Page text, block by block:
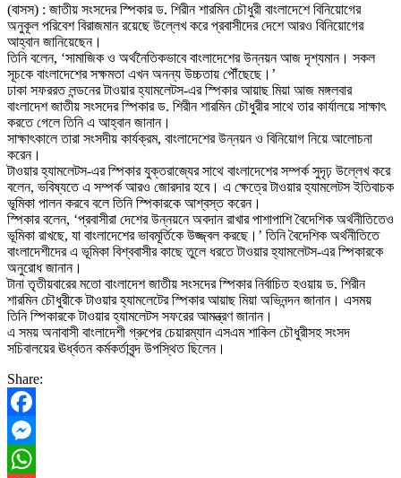
(বাসস) : জাতীয় সংসদের স্পিকার ড. শিরীন শারমিন চৌধুরী বাংলাদেশে বিনিয়োগের
অনুকূল পরিবেশ বিরাজমান রয়েছে উল্লেখ করে প্রবাসীদের দেশে আরও বিনিয়োগের
আহ্বান জানিয়েছেন।
তিনি বলেন, ‘সামাজিক ও অর্থনৈতিকভাবে বাংলাদেশের উন্নয়ন আজ দৃশ্যমান। সকল
সূচকে বাংলাদেশের সক্ষমতা এখন অনন্য উচ্চতায় পৌঁছেছে।’
ঢাকা সফররত লন্ডনের টাওয়ার হ্যামলেটস-এর স্পিকার আয়াছ মিয়া আজ মঙ্গলবার
বাংলাদেশ জাতীয় সংসদের স্পিকার ড. শিরীন শারমিন চৌধুরীর সাথে তার কার্যালয়ে সাক্ষাৎ
করতে গেলে তিনি এ আহ্বান জানান।
সাক্ষাৎকালে তারা সংসদীয় কার্যক্রম, বাংলাদেশের উন্নয়ন ও বিনিয়োগ নিয়ে আলোচনা
করেন।
টাওয়ার হ্যামলেটস-এর স্পিকার যুক্তরাজ্যের সাথে বাংলাদেশের সম্পর্ক সুদৃঢ় উল্লেখ করে
বলেন, ভবিষ্যতে এ সম্পর্ক আরও জোরদার হবে। এ ক্ষেত্রে টাওয়ার হ্যামলেটস ইতিবাচক
ভূমিকা পালন করবে বলে তিনি স্পিকারকে আশ্বস্ত করেন।
স্পিকার বলেন, ‘প্রবাসীরা দেশের উন্নয়নে অবদান রাখার পাশাপাশি বৈদেশিক অর্থনীতিতেও
ভূমিকা রাখছে, যা বাংলাদেশের ভাবমূর্তিকে উজ্জ্বল করছে।’ তিনি বৈদেশিক অর্থনীতিতে
বাংলাদেশীদের এ ভূমিকা বিশ্ববাসীর কাছে তুলে ধরতে টাওয়ার হ্যামলেটস-এর স্পিকারকে
অনুরোধ জানান।
টানা তৃতীয়বারের মতো বাংলাদেশ জাতীয় সংসদের স্পিকার নির্বাচিত হওয়ায় ড. শিরীন
শারমিন চৌধুরীকে টাওয়ার হ্যামলেটের স্পিকার আয়াছ মিয়া অভিনন্দন জানান। এসময়
তিনি স্পিকারকে টাওয়ার হ্যামলেটস সফরের আমন্ত্রণ জানান।
এ সময় অনাবাসী বাংলাদেশী গ্রুপের চেয়ারম্যান এসএম শাকিল চৌধুরীসহ সংসদ
সচিবালয়ের ঊর্ধ্বতন কর্মকর্তাবৃন্দ উপস্থিত ছিলেন।
Share:
Facebook
Messenger